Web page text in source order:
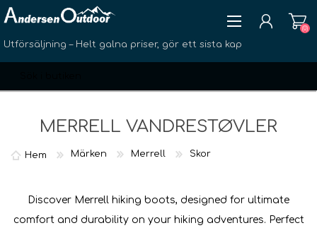
Utförsäljning – Helt galna priser, gör ett sista kap
ÖNSKELISTA
(0)
MERRELL VANDRESTØVLER
Hem Märken Merrell Skor
Discover Merrell hiking boots, designed for ultimate
comfort and durability on your hiking adventures. Perfect